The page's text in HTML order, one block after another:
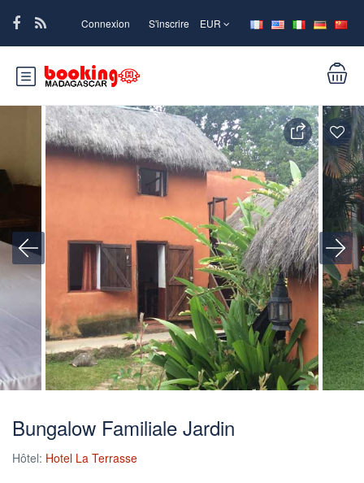
Connexion S'inscrire EUR
Bungalow Familiale Jardin
Hôtel: Hotel La Terrasse